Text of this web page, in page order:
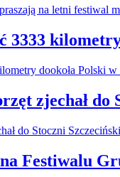
3333
zjechał
Festiwalu